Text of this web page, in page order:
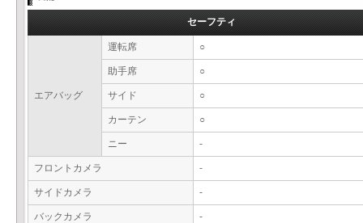
セーフティ
エアバッグ
運転席 ○
助手席 ○
サイド ○
カーテン ○
ニー -
フロントカメラ -
サイドカメラ -
バックカメラ -